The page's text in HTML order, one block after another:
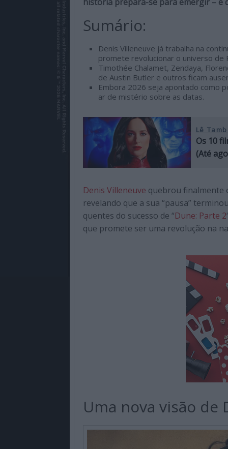
qualidade
com
cultura
Sumário:
Denis Villeneuve já trabalha na
promete revolucionar o universo de
Timothée Chalamet, Zendaya,
de Austin Butler e outros ficam
Embora 2026 seja apontado como
ar de mistério sobre as datas.
Lê
Os 10
(Até
Denis Villeneuve quebrou finalmente
revelando que a sua “pausa”
quentes do sucesso de “Dune: Parte 2
que promete ser uma revolução na
Uma nova visão de